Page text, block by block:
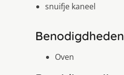
snuifje kaneel
Benodigdheden
Oven